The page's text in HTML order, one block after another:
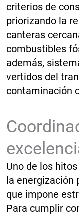
criterios de
priorizando la
canteras
combustibles
además,
vertidos del
contaminación
Uno de los
la
que impone
Para cumplir